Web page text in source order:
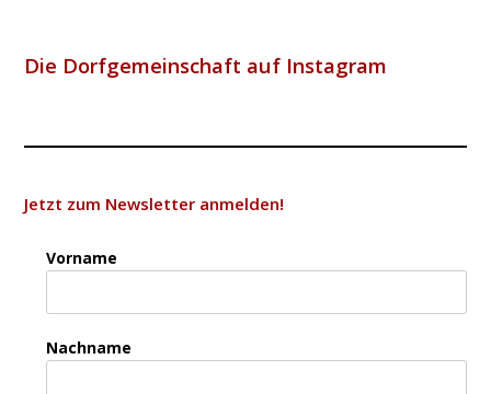
Die Dorfgemeinschaft auf Instagram
Jetzt zum Newsletter anmelden!
Vorname
Nachname